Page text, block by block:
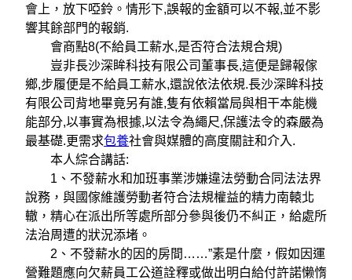
會上，放下啞鈴。情形下,誤報的金額可以不報,並不影
響其餘部門的報銷.
會商點8(不給員工薪水,是否符合法規合規)
豈非長沙深眸科技有限公司董事長,這便是歸報傢
鄉,步履便是不給員工薪水,還說依法依規.長沙深眸科技
有限公司背地畢竟另有誰,隻有依賴當局與相干本能機
能部分,以事實為根據,以法令為繩尺,保護法令的森嚴為
最基礎.更需求包養社會與媒體的高度關註和介入.
本人綜合講話:
1、不發薪水和加班事業涉嫌違法勞動合同法法界
說務，與國傢維護勞動者符合法規權益的精力南轅北
轍，精心在派出所等處所部分參與後仍不糾正，給處所
法治周遭的狀況添堵。
2、不發薪水的因的房間……”素是什麼，假如因運
營難題應向欠薪員工公道詮釋或做出明白給付許諾懒惰